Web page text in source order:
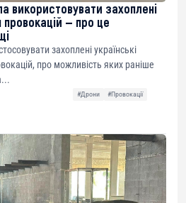
використовувати захоплені
— про це
захоплені українські
про можливість яких раніше
#Дрони
#Провокації